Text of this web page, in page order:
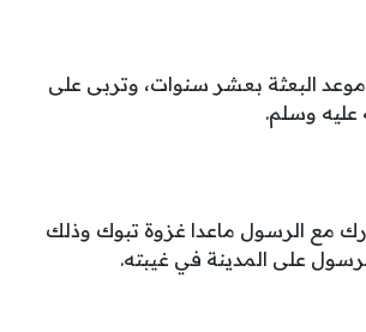
البعثة بعشر سنوات، وتربى على
عليه وسلم.
مع الرسول ماعدا غزوة تبوك وذلك
على المدينة في غيبته.